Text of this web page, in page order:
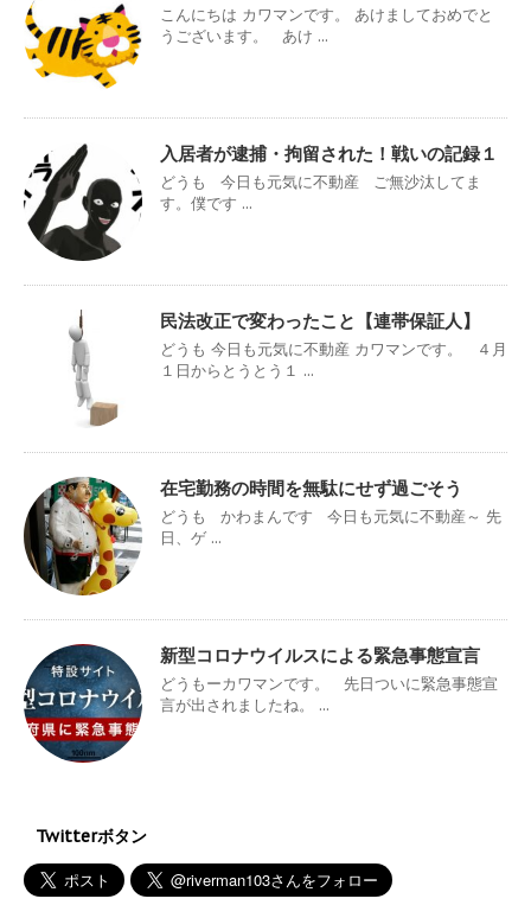
こんにちは カワマンです。 あけましておめでと
うございます。 あけ ...
入居者が逮捕・拘留された！戦いの記録１
どうも 今日も元気に不動産 ご無沙汰してま
す。僕です ...
民法改正で変わったこと【連帯保証人】
どうも 今日も元気に不動産 カワマンです。 ４月
１日からとうとう１ ...
在宅勤務の時間を無駄にせず過ごそう
どうも かわまんです 今日も元気に不動産～ 先
日、ゲ ...
新型コロナウイルスによる緊急事態宣言
どうもーカワマンです。 先日ついに緊急事態宣
言が出されましたね。 ...
Twitterボタン